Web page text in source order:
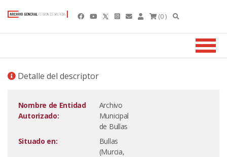
(0 )
Detalle del descriptor
Nombre de Entidad
Autorizado:
Archivo
Municipal
de Bullas
Situado en:
Bullas
(Murcia,